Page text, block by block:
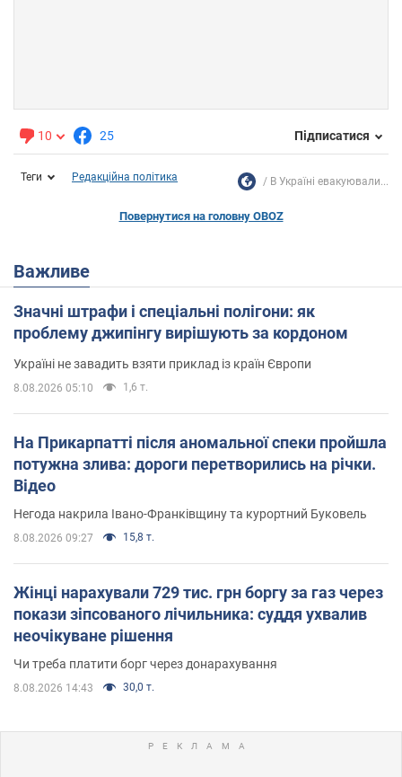
10 25 Підписатися
Теги Редакційна політика В Україні евакуювали...
Повернутися на головну OBOZ
Важливе
Значні штрафи і спеціальні полігони: як
проблему джипінгу вирішують за кордоном
Україні не завадить взяти приклад із країн Європи
8.08.2026 05:10 1,6 т.
На Прикарпатті після аномальної спеки пройшла
потужна злива: дороги перетворились на річки.
Відео
Негода накрила Івано-Франківщину та курортний Буковель
8.08.2026 09:27 15,8 т.
Жінці нарахували 729 тис. грн боргу за газ через
покази зіпсованого лічильника: суддя ухвалив
неочікуване рішення
Чи треба платити борг через донарахування
8.08.2026 14:43 30,0 т.